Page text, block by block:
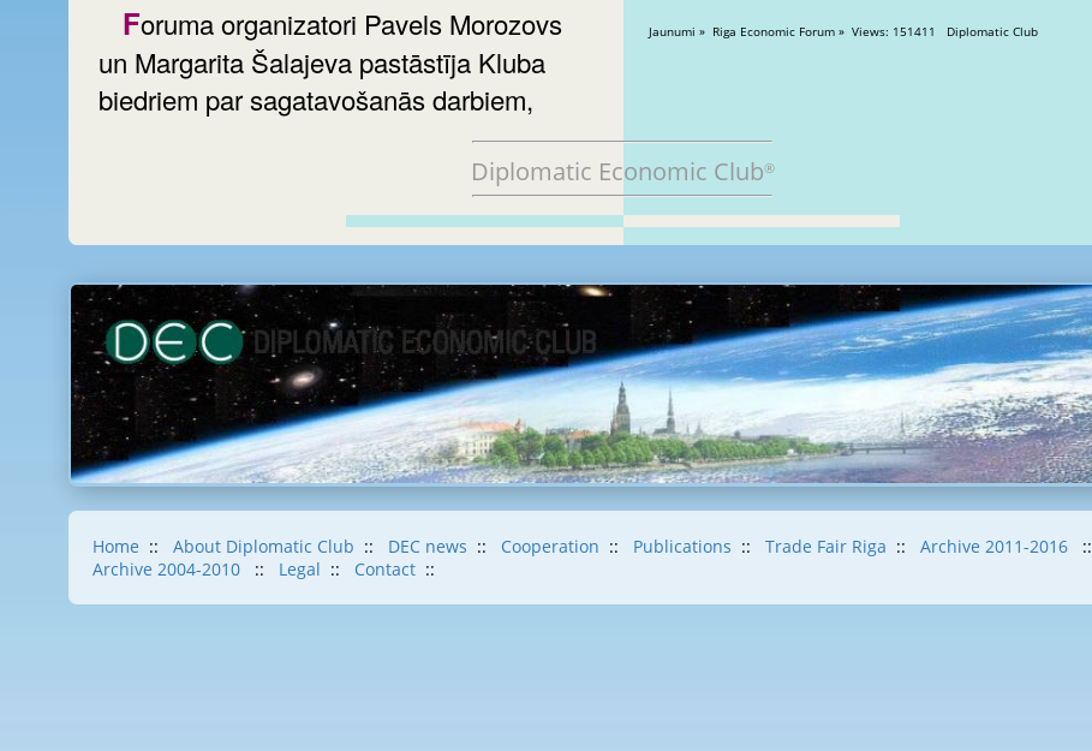
Foruma organizatori Pavels Morozovs
un Margarita Šalajeva pastāstīja Kluba
biedriem par sagatavošanās darbiem,
Jaunumi » Riga Economic Forum » Views: 151411 Diplomatic Club
Diplomatic Economic Club®
Home :: About Diplomatic Club :: DEC news :: Cooperation :: Publications :: Trade Fair Riga :: Archive 2011-2016
::
Archive 2004-2010
:: Legal :: Contact ::